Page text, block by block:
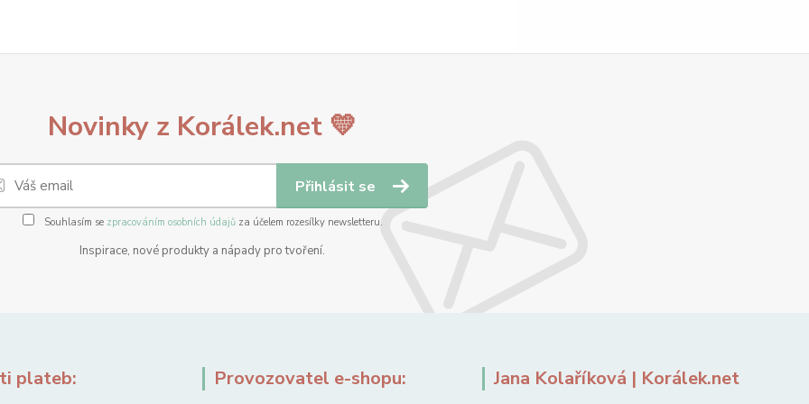
Novinky z Korálek.net 💛
Přihlásit se
Souhlasím se zpracováním osobních údajůza účelem rozesílky newsletteru.
Inspirace, nové produkty a nápady pro tvoření.
plateb: Provozovatel e-shopu: Jana Kolaříková | Korálek.net